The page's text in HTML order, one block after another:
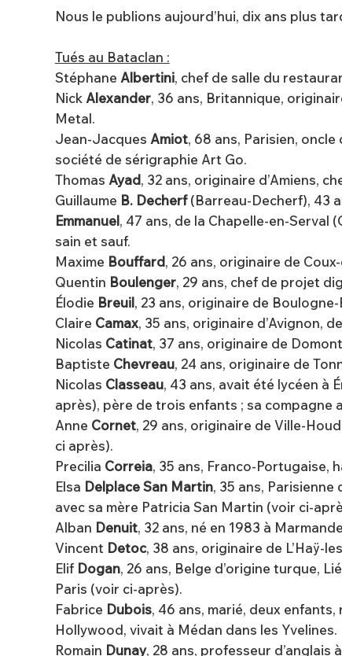
Nous le publions aujourd’hui, dix ans plus
Tués au Bataclan :
Stéphane Albertini, chef de salle du
NickAlexander, 36 ans, Britannique,
Metal.
Jean-Jacques Amiot, 68 ans, Parisien,
société de sérigraphie Art Go.
Thomas Ayad, 32 ans, originaire d’Amiens,
Guillaume B. Decherf(Barreau-Decherf), 43
Emmanuel, 47 ans, de la Chapelle-en-Serval
sain et sauf.
Maxime Bouffard, 26 ans, originaire de
Quentin Boulenger, 29 ans, chef de projet
Élodie Breuil, 23 ans, originaire de
Claire Camax, 35 ans, originaire d’Avignon,
Nicolas Catinat, 37 ans, originaire de
Baptiste Chevreau, 24 ans, originaire de
Nicolas Classeau, 43 ans, avait été lycéen à
après), père de trois enfants ; sa compagne
Anne Cornet, 29 ans, originaire de Ville-
ci après).
Precilia Correia, 35 ans, Franco-Portugaise,
Elsa Delplace San Martin, 35 ans, Parisienne
avec sa mère Patricia San Martin (voir ci-
Alban Denuit, 32 ans, né en 1983 à
Vincent Detoc, 38 ans, originaire de L’Haÿ-
Elif Dogan, 26 ans, Belge d’origine turque,
Paris (voir ci-après).
Fabrice Dubois, 46 ans, marié, deux
Hollywood, vivait à Médan dans les Yvelines.
Romain Dunay, 28 ans, professeur d’anglais